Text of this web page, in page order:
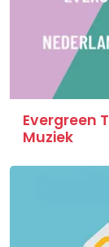
Evergreen
Muziek